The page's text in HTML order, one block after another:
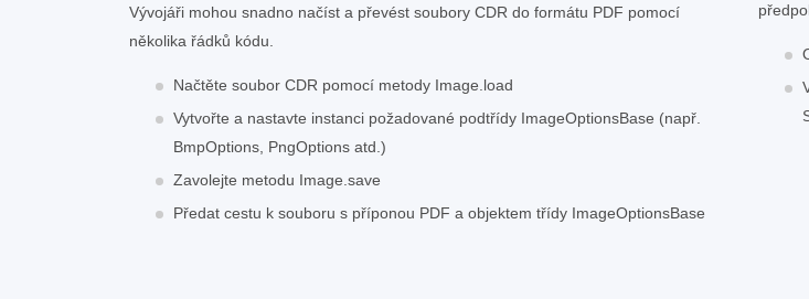
Vývojáři mohou snadno načíst a převést soubory CDR do formátu PDF pomocí
několika řádků kódu.
Načtěte soubor CDR pomocí metody Image.load
Vytvořte a nastavte instanci požadované podtřídy ImageOptionsBase (např.
BmpOptions, PngOptions atd.)
Zavolejte metodu Image.save
Předat cestu k souboru s příponou PDF a objektem třídy ImageOptionsBase